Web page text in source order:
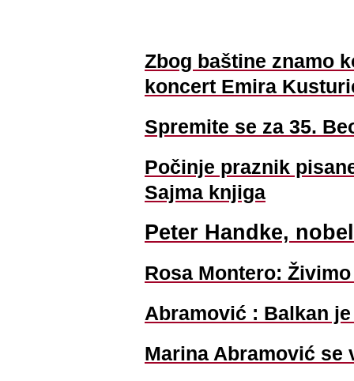
Zbog baštine znamo
koncert Emira
Spremite se za 35.
Počinje praznik
Sajma knjiga
Peter Handke,
Rosa Montero:
Abramović : Balkan
Marina Abramović se